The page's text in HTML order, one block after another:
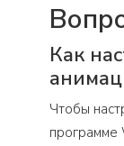
Как
Чтобы
программе